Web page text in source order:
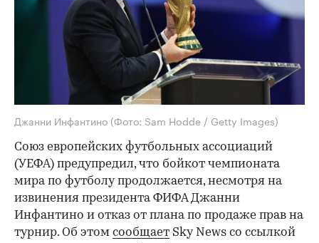
Джанни Инфантино (Фото: Sam Hodde / Getty Images)
Союз европейских футбольных ассоциаций
(УЕФА) предупредил, что бойкот чемпионата
мира по футболу продолжается, несмотря на
извинения президента ФИФА Джанни
Инфантино и отказ от плана по продаже прав на
турнир. Об этом сообщает Sky News со ссылкой